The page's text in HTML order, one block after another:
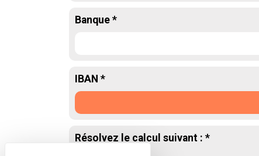
Banque *
IBAN *
Résolvez le calcul suivant : *